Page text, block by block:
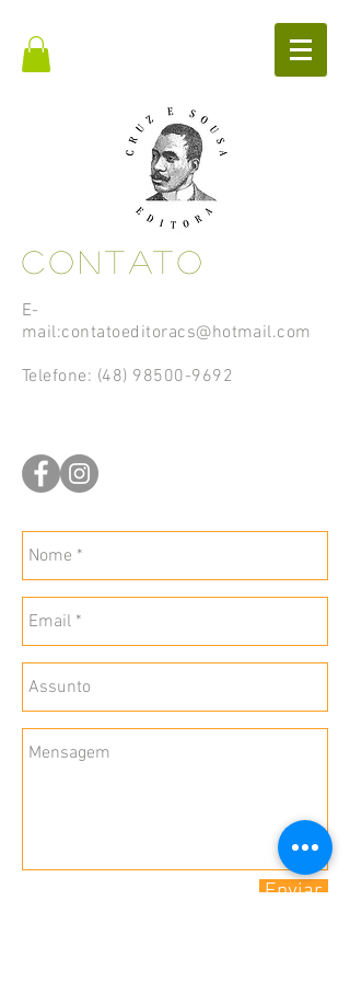
Contato
E-
mail:contatoeditoracs@hotmail.com
Telefone: (48) 98500-9692
Enviar